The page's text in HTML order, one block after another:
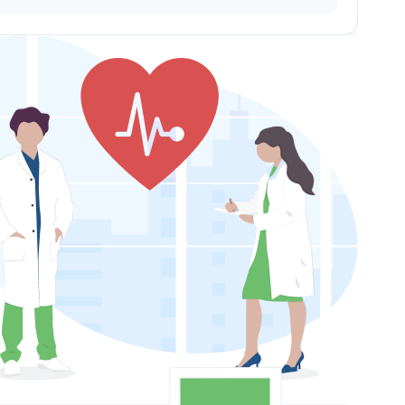
perm/vrach/470163-krasilova/